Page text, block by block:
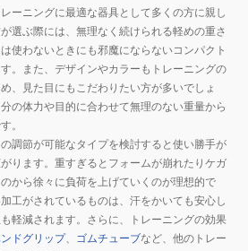
ーニングに最適な器具として多くの方に親し
選ぶ際には、無理なく続けられる軽めの重さ
使わないときにも邪魔にならないコンパクト
。また、デザインやカラーもトレーニングの
、見た目にもこだわりたい方が多いでしょ
の体力や目的に合わせて無理のない重量から
。
調節が可能なタイプを検討すると使い勝手が
ります。重すぎるとフォームが崩れたりケガ
から徐々に負荷を上げていくのが理想的で
工がされているものは、汗をかいても安心し
軽減されます。さらに、トレーニングの効果
ドグリップ、 ゴムチューブなど、他のトレー